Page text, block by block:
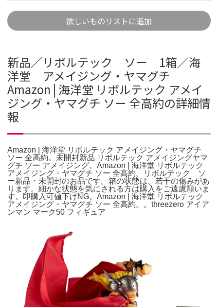
欲しいものリストに追加
新品／リボルテック ソー 1箱／海
洋堂 アメイジング・ヤマグチ
Amazon | 海洋堂 リボルテック アメイ
ジング・ヤマグチ ソー 全高約の詳細情
報
Amazon | 海洋堂 リボルテック アメイジング・ヤマグチ
ソー 全高約。未開封新品 リボルテック アメイジングヤマ
グチ ソー アメイジング。Amazon | 海洋堂 リボルテック
アメイジング・ヤマグチ ソー 全高約。リボルテック ソ
ー新品・未開封のお品です。箱の状態は、若干の傷みがあ
ります。細かな状態を気にされる方は購入をご遠慮願いま
す。即購入可値下げNG。Amazon | 海洋堂 リボルテック
アメイジング・ヤマグチ ソー 全高約。。threezero アイア
ンマン マーク50 フィギュア